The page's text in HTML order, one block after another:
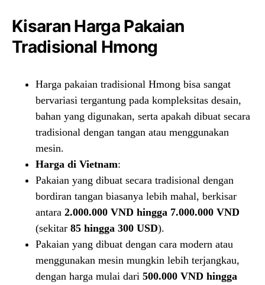
Kisaran Harga Pakaian
Tradisional Hmong
Harga pakaian tradisional Hmong bisa sangat
bervariasi tergantung pada kompleksitas desain,
bahan yang digunakan, serta apakah dibuat secara
tradisional dengan tangan atau menggunakan
mesin.
Harga di Vietnam:
Pakaian yang dibuat secara tradisional dengan
bordiran tangan biasanya lebih mahal, berkisar
antara 2.000.000 VND hingga 7.000.000 VND
(sekitar 85 hingga 300 USD).
Pakaian yang dibuat dengan cara modern atau
menggunakan mesin mungkin lebih terjangkau,
dengan harga mulai dari 500.000 VND hingga